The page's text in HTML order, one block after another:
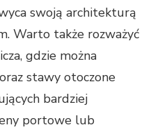
swoją architekturą
Warto także rozważyć
gdzie można
stawy otoczone
bardziej
portowe lub